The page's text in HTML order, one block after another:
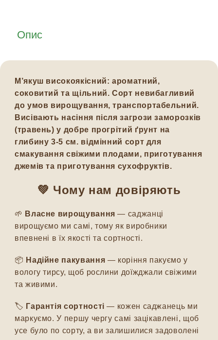
Опис
М’якуш високоякісний: ароматний,
соковитий та щільний.Сорт невибагливий
до умов вирощування, транспортабельний.
Висівають насіння після загрози заморозків
(травень) у добре прогрітий ґрунт на
глибину 3-5 см. відмінний сорт для
смакування свіжими плодами, приготування
джемів та приготування сухофруктів.
💚 Чому нам довіряють
🌱 Власне вирощування — саджанці
вирощуємо ми самі, тому як виробники
впевнені в їх якості та сортності.
📦 Надійне пакування — коріння пакуємо у
вологу тирсу, щоб рослини доїжджали свіжими
та живими.
🏷️ Гарантія сортності — кожен саджанець ми
маркуємо. У першу чергу самі зацікавлені, щоб
усе було по сорту, а ви залишилися задоволені